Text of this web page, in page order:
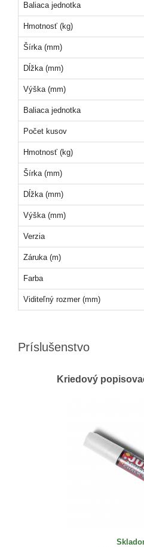
Baliaca jednotka
Hmotnosť (kg)
Šírka (mm)
Dĺžka (mm)
Výška (mm)
Baliaca jednotka
Počet kusov
Hmotnosť (kg)
Šírka (mm)
Dĺžka (mm)
Výška (mm)
Verzia
Záruka (m)
Farba
Viditeľný rozmer (mm)
Príslušenstvo
Kriedový